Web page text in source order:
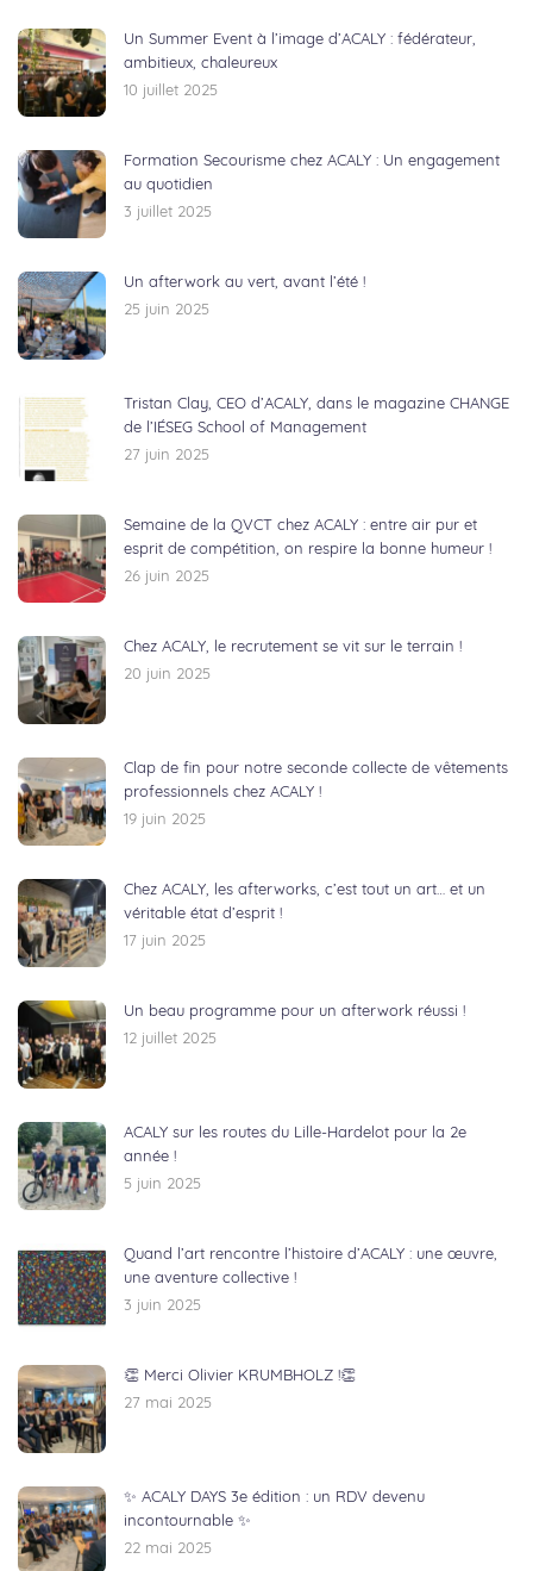
Un Summer Event à l’image d’ACALY : fédérateur,
ambitieux, chaleureux
10 juillet 2025
Formation Secourisme chez ACALY : Un engagement
au quotidien
3 juillet 2025
Un afterwork au vert, avant l’été !
25 juin 2025
Tristan Clay, CEO d’ACALY, dans le magazine CHANGE
de l’IÉSEG School of Management
27 juin 2025
Semaine de la QVCT chez ACALY : entre air pur et
esprit de compétition, on respire la bonne humeur !
26 juin 2025
Chez ACALY, le recrutement se vit sur le terrain !
20 juin 2025
Clap de fin pour notre seconde collecte de vêtements
professionnels chez ACALY !
19 juin 2025
Chez ACALY, les afterworks, c’est tout un art… et un
véritable état d’esprit !
17 juin 2025
Un beau programme pour un afterwork réussi !
12 juillet 2025
ACALY sur les routes du Lille-Hardelot pour la 2e
année !
5 juin 2025
Quand l’art rencontre l’histoire d’ACALY : une œuvre,
une aventure collective !
3 juin 2025
👏 Merci Olivier KRUMBHOLZ !👏
27 mai 2025
✨ ACALY DAYS 3e édition : un RDV devenu
incontournable ✨
22 mai 2025